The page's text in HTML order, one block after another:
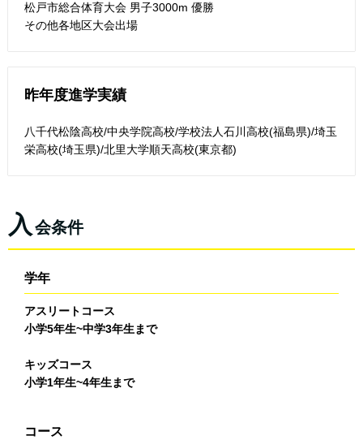
松戸市総合体育大会 男子3000m 優勝
その他各地区大会出場
昨年度進学実績
八千代松陰高校/中央学院高校/学校法人石川高校(福島県)/埼玉
栄高校(埼玉県)/北里大学順天高校(東京都)
入 会条件
学年
アスリートコース
小学5年生~中学3年生まで
キッズコース
小学1年生~4年生まで
コース